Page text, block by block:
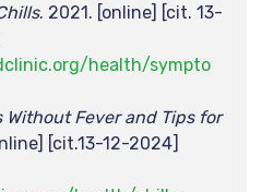
. 2021. [online] [cit. 13-
health/sympto
Without Fever and Tips for
[cit.13-12-2024]